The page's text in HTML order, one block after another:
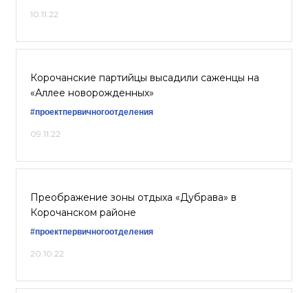
10.11.22
Корочанские партийцы высадили саженцы на
«Аллее новорожденных»
#проектпервичногоотделения
09.11.22
Преображение зоны отдыха «Дубрава» в
Корочанском районе
#проектпервичногоотделения
20.10.22